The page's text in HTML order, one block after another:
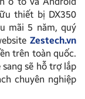
thiết bị DX350
mãi 5 năm, quý
Zestech.vn
trên toàn quốc.
sẽ hỗ trợ lắp
chuyên nghiệp